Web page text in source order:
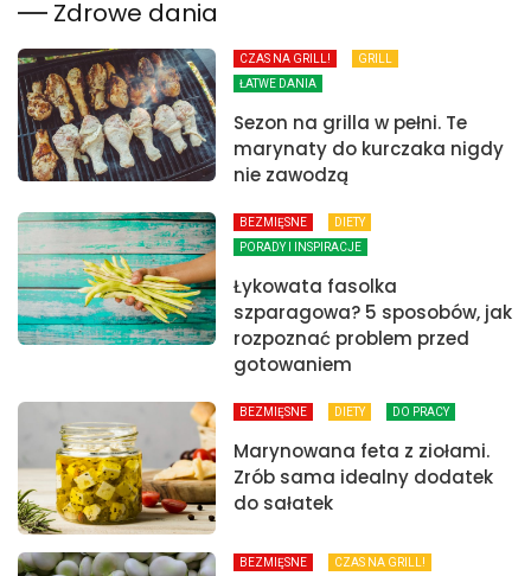
Zdrowe dania
CZAS NA GRILL!
GRILL
ŁATWE DANIA
Sezon na grilla w pełni. Te
marynaty do kurczaka nigdy
nie zawodzą
BEZMIĘSNE
DIETY
PORADY I INSPIRACJE
Łykowata fasolka
szparagowa? 5 sposobów, jak
rozpoznać problem przed
gotowaniem
BEZMIĘSNE DIETY DO PRACY
Marynowana feta z ziołami.
Zrób sama idealny dodatek
do sałatek
BEZMIĘSNE
CZAS NA GRILL!